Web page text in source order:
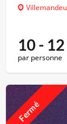
10 - 12
par personne
Fermé